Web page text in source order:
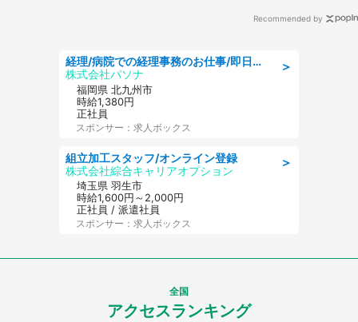
Recommended by
＞
経理/病院での経理事務のお仕事/即日勤務可/車通勤可/経理/一般事務
株式会社パソナ
福岡県 北九州市
時給1,380円
正社員
スポンサー：求人ボックス
＞
組立加工スタッフ/オンライン登録
株式会社綜合キャリアオプション
埼玉県 羽生市
時給1,600円～2,000円
正社員 / 派遣社員
スポンサー：求人ボックス
全国
アクセスランキング